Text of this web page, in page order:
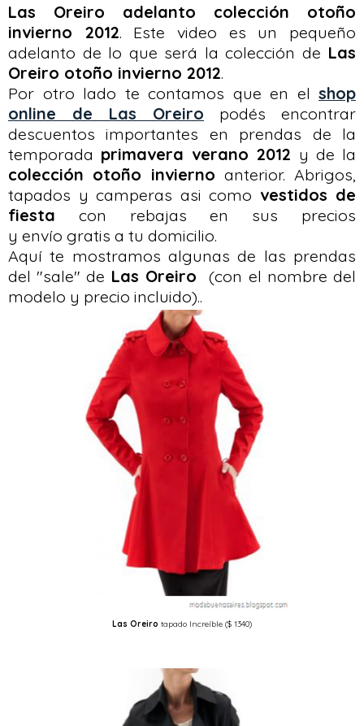
Las Oreiro adelanto colección otoño
invierno 2012. Este video es un pequeño
adelanto de lo que será la colección de Las
Oreiro otoño invierno 2012.
Por otro lado te contamos que en el shop
online de Las Oreiro podés encontrar
descuentos importantes en prendas de la
temporada primavera verano 2012 y de la
colección otoño inviernoanterior. Abrigos,
tapados y camperas asi como vestidos de
fiesta con rebajas en sus precios
y envío gratis a tu domicilio.
Aquí te mostramos algunas de las prendas
del "sale" de Las Oreiro
(con el nombre del
modelo y precio incluido)..
Las Oreiro tapado Increíble ($ 1340)